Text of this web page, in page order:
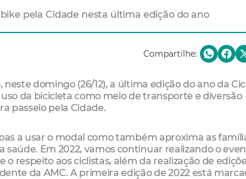
pela Cidade nesta última edição do ano
Compartilhe:
domingo (26/12), a última edição do ano da
da bicicleta como meio de transporte e diversão
passeio pela Cidade.
a usar o modal como também aproxima as
saúde. Em 2022, vamos continuar realizando o
respeito aos ciclistas, além da realização de
da AMC. A primeira edição de 2022 está